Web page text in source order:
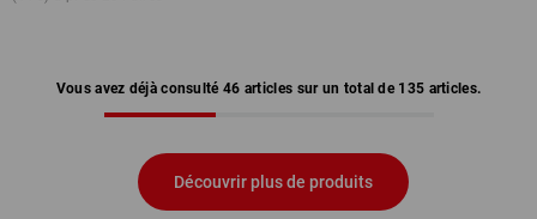
Vous avez déjà consulté 46 articles sur un total de 135 articles.
Découvrir plus de produits